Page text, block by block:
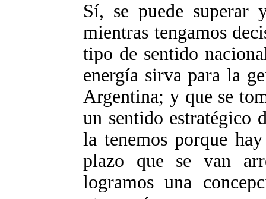
Sí, se puede superar
mientras tengamos
tipo de sentido
energía sirva para la
Argentina; y que se
un sentido estratégico
la tenemos porque
plazo que se van
logramos una